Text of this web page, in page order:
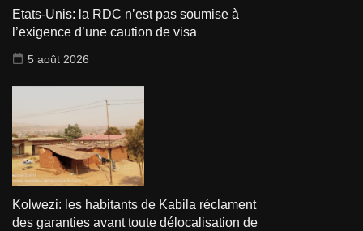
Etats-Unis: la RDC n’est pas soumise à
l’exigence d’une caution de visa
5 août 2026
Kolwezi: les habitants de Kabila réclament
des garanties avant toute délocalisation de